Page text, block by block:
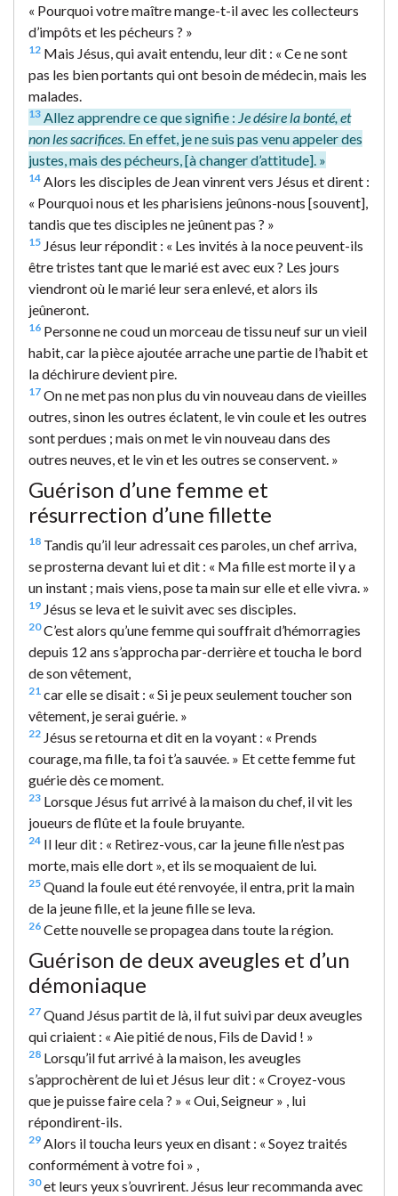
« Pourquoi votre maître mange-t-il avec les collecteurs
d’impôts et les pécheurs ? »
12 Mais Jésus, qui avait entendu, leur dit : « Ce ne sont
pas les bien portants qui ont besoin de médecin, mais les
malades.
13 Allez apprendre ce que signifie : Je désire la bonté, et
non les sacrifices . En effet, je ne suis pas venu appeler des
justes, mais des pécheurs, [à changer d’attitude]. »
14 Alors les disciples de Jean vinrent vers Jésus et dirent :
« Pourquoi nous et les pharisiens jeûnons-nous [souvent],
tandis que tes disciples ne jeûnent pas ? »
15 Jésus leur répondit : « Les invités à la noce peuvent-ils
être tristes tant que le marié est avec eux ? Les jours
viendront où le marié leur sera enlevé, et alors ils
jeûneront.
16 Personne ne coud un morceau de tissu neuf sur un vieil
habit, car la pièce ajoutée arrache une partie de l’habit et
la déchirure devient pire.
17 On ne met pas non plus du vin nouveau dans de vieilles
outres, sinon les outres éclatent, le vin coule et les outres
sont perdues ; mais on met le vin nouveau dans des
outres neuves, et le vin et les outres se conservent. »
Guérison d’une femme et
résurrection d’une fillette
18 Tandis qu’il leur adressait ces paroles, un chef arriva,
se prosterna devant lui et dit : « Ma fille est morte il y a
un instant ; mais viens, pose ta main sur elle et elle vivra. »
19 Jésus se leva et le suivit avec ses disciples.
20C’est alors qu’une femme qui souffrait d’hémorragies
depuis 12 ans s’approcha par-derrière et toucha le bord
de son vêtement,
21 car elle se disait : « Si je peux seulement toucher son
vêtement, je serai guérie. »
22 Jésus se retourna et dit en la voyant : « Prends
courage, ma fille, ta foi t’a sauvée. » Et cette femme fut
guérie dès ce moment.
23 Lorsque Jésus fut arrivé à la maison du chef, il vit les
joueurs de flûte et la foule bruyante.
24 Il leur dit : « Retirez-vous, car la jeune fille n’est pas
morte, mais elle dort », et ils se moquaient de lui.
25 Quand la foule eut été renvoyée, il entra, prit la main
de la jeune fille, et la jeune fille se leva.
26 Cette nouvelle se propagea dans toute la région.
Guérison de deux aveugles et d’un
démoniaque
27 Quand Jésus partit de là, il fut suivi par deux aveugles
qui criaient : « Aie pitié de nous, Fils de David ! »
28 Lorsqu’il fut arrivé à la maison, les aveugles
s’approchèrent de lui et Jésus leur dit : « Croyez-vous
que je puisse faire cela ? » « Oui, Seigneur » , lui
répondirent-ils.
29 Alors il toucha leurs yeux en disant : « Soyez traités
conformément à votre foi » ,
30et leurs yeux s’ouvrirent. Jésus leur recommanda avec